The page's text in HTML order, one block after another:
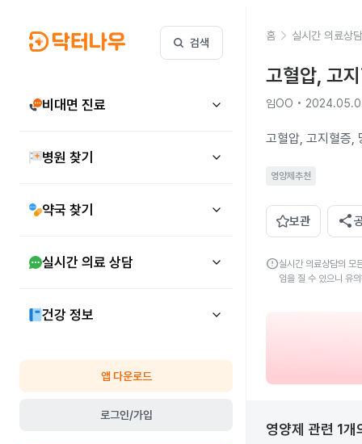
검색
비대면 진료
병원 찾기
약국 찾기
실시간 의료 상담
건강 정보
앱 다운로드
로그인/가입
홈 실시간 의료상담
고혈압, 고
임OO •
고혈압, 고지혈증,
영양제추천
보관 share
error실시간 의료상담의 모
임을 질 수 있으니 유
영양제 관련 1개